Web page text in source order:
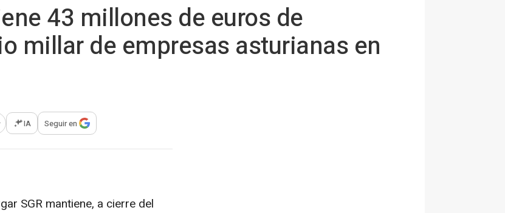
43 millones de euros de
millar de empresas asturianas en
opciones para compartir
IA Seguir en
SGR mantiene, a cierre del